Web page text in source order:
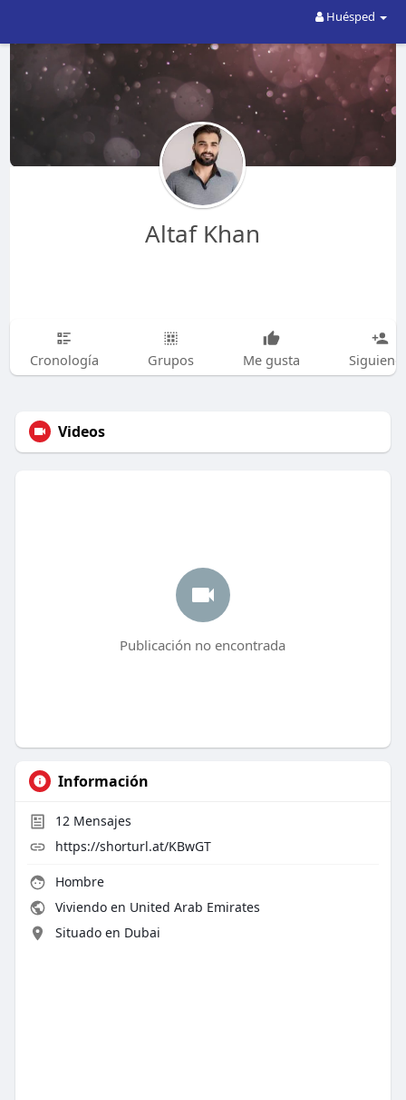
Huésped
Altaf Khan
Cronología Grupos Me gusta
Videos
Publicación no encontrada
Información
12Mensajes
https://shorturl.at/KBwGT
Hombre
Viviendo en United Arab Emirates
Situado en Dubai